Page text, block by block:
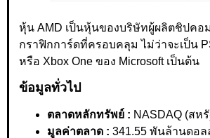
หุ้น AMD เป็นหุ้นของบริษัทผู้ผลิตชิปคอ
กราฟิกการ์ดที่ครอบคลุม ไม่ว่าจะเป็น
หรือ Xbox One ของ Microsoft เป็นต้น
ข้อมูลทั่วไป
ตลาดหลักทรัพย์ : NASDAQ (สห
มูลค่าตลาด : 341.55 พันล้านดอล